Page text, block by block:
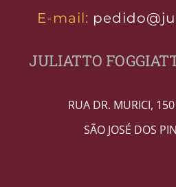
E-mail:
JULIATTO
RUA DR. MURICI,
SÃO JOSÉ DOS